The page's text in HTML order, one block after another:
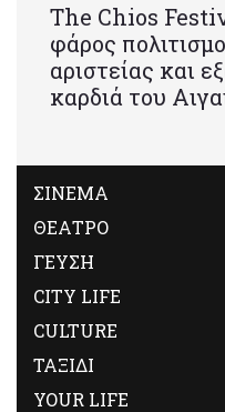
Τhe Chios
φάρος
αριστείας και
καρδιά του
ΣΙΝΕΜΑ
ΘΕΑΤΡΟ
ΓΕΥΣΗ
CITY LIFE
CULTURE
ΤΑΞΙΔΙ
YOUR LIFE